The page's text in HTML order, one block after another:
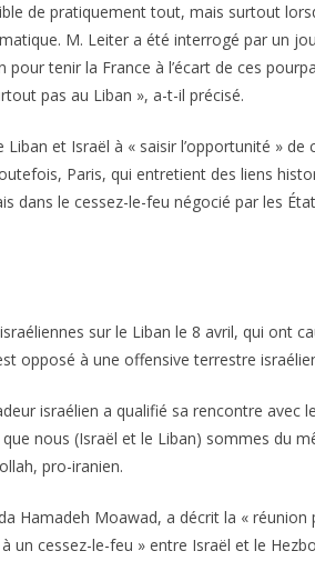
de pratiquement tout, mais surtout
M. Leiter a été interrogé par un
tenir la France à l’écart de ces
pas au Liban », a-t-il précisé.
et Israël à « saisir l’opportunité » de
Paris, qui entretient des liens
dans le cessez-le-feu négocié par les
sur le Liban le 8 avril, qui ont
opposé à une offensive terrestre
israélien a qualifié sa rencontre avec
nous (Israël et le Liban) sommes du
pro-iranien.
Hamadeh Moawad, a décrit la « réunion
un cessez-le-feu » entre Israël et le